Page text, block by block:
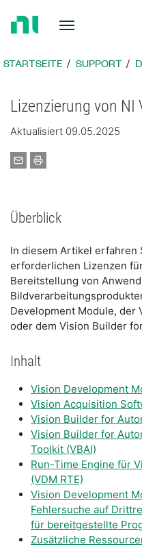
zur
STARTSEITE SUPPORT
Lizenzierung von NI
Aktualisiert 09.05.2025
Überblick
In diesem Artikel erfahren
erforderlichen Lizenzen
Bereitstellung von
Development Module, der
oder dem Vision Builder
Inhalt
Vision Development
Vision Acquisition
Vision Builder for
Vision Builder for
Toolkit (VBAI)
Run-Time Engine für
(VDM RTE)
Vision Development
Fehlersuche auf
für bereitgestellte
Zusätzliche